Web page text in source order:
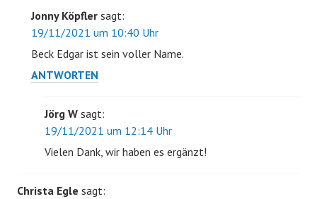
Jonny Köpfler sagt:
19/11/2021 um 10:40 Uhr
Beck Edgar ist sein voller Name.
ANTWORTEN
Jörg W sagt:
19/11/2021 um 12:14 Uhr
Vielen Dank, wir haben es ergänzt!
Christa Egle sagt: